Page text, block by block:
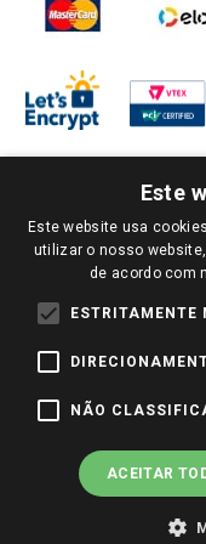
PARA VER OS PREÇOS DA
SUA PREFERÊNCIA.
TODOS OS PREÇOS E
PARA COMPRAS
PREÇOS PARA AS VENDAS
2022 COPYRIGHT - GIASSI
Este
Este website usa
utilizar o nosso
de acordo com
ESTRITAMENTE
NÃO
ACEITAR